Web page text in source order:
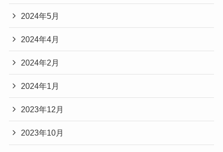
2024年5月
2024年4月
2024年2月
2024年1月
2023年12月
2023年10月